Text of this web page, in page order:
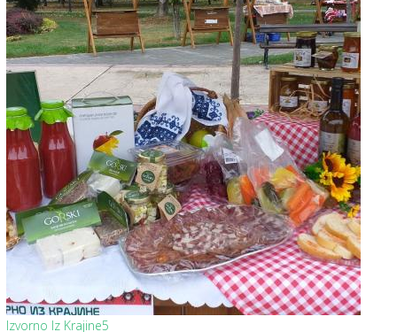
Izvorno Iz Krajine5